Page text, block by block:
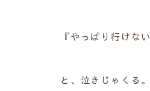
『やっぱり行けな
と、泣きじゃくる。